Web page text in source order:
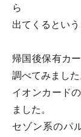
ら
出てくるとい
帰国後保有カ
調べてみました
イオンカード
ました。
セゾン系のパ